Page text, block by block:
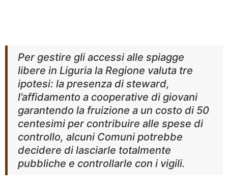
Per gestire gli accessi alle spiagge
libere in Liguria la Regione valuta tre
ipotesi: la presenza di steward,
l’affidamento a cooperative di giovani
garantendo la fruizione a un costo di 50
centesimi per contribuire alle spese di
controllo, alcuni Comuni potrebbe
decidere di lasciarle totalmente
pubbliche e controllarle con i vigili.